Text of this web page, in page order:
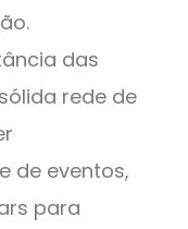
das
rede de
de eventos,
para